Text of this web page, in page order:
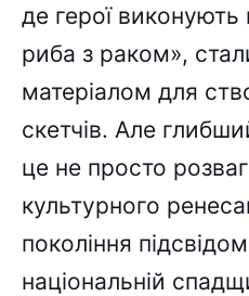
де герої
риба з раком»,
матеріалом для
скетчів. Але
це не просто
культурного
покоління
національній